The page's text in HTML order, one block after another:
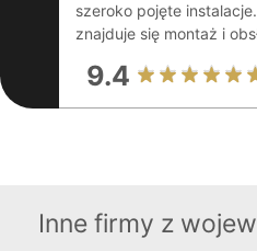
szeroko pojęte
znajduje się montaż i
9.4
Inne firmy z